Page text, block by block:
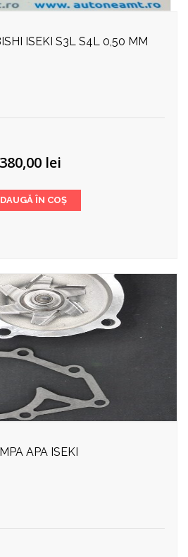
ISEKI S3L S4L 0,50 MM
380,00 lei
ÎN COȘ
APA ISEKI